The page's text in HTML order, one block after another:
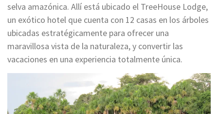
selva amazónica. Allí está ubicado el TreeHouse Lodge,
un exótico hotel que cuenta con 12 casas en los árboles
ubicadas estratégicamente para ofrecer una
maravillosa vista de la naturaleza, y convertir las
vacaciones en una experiencia totalmente única.